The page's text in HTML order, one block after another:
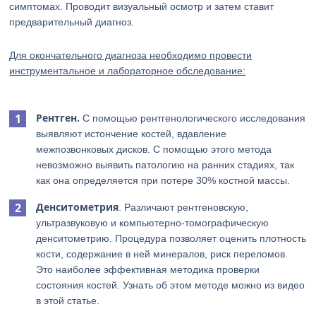
симптомах. Проводит визуальный осмотр и затем ставит
предварительный диагноз.
Для окончательного диагноза необходимо провести
инструментальное и лабораторное обследование:
Рентген. С помощью рентгенологического исследования
выявляют истончение костей, вдавление
межпозвонковых дисков. С помощью этого метода
невозможно выявить патологию на ранних стадиях, так
как она определяется при потере 30% костной массы.
Денситометрия . Различают рентгеновскую,
ультразвуковую и компьютерно-томографическую
денситометрию. Процедура позволяет оценить плотность
кости, содержание в ней минералов, риск переломов.
Это наиболее эффективная методика проверки
состояния костей. Узнать об этом методе можно из видео
в этой статье.